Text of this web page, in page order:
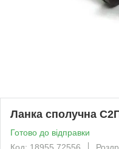
Ланка сполучна
Готово до відправки
Код: 18955.72556